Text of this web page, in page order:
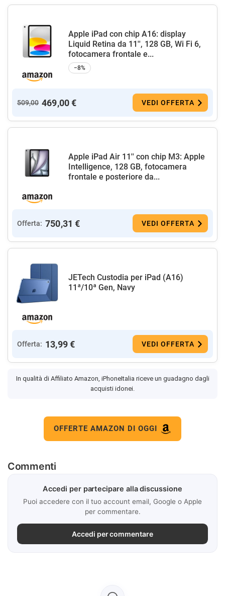
Apple iPad con chip A16: display
Liquid Retina da 11'', 128 GB, Wi Fi 6,
fotocamera frontale e...
−8%
509,00 469,00 € VEDI OFFERTA
Apple iPad Air 11'' con chip M3: Apple
Intelligence, 128 GB, fotocamera
frontale e posteriore da...
Offerta: 750,31 € VEDI OFFERTA
JETech Custodia per iPad (A16)
11ª/10ª Gen, Navy
Offerta: 13,99 € VEDI OFFERTA
In qualità di Affiliato Amazon, iPhoneItalia riceve un guadagno dagli
acquisti idonei.
OFFERTE AMAZON DI OGGI
Commenti
Accedi per partecipare alla discussione
Puoi accedere con il tuo account email, Google o Apple
per commentare.
Accedi per commentare